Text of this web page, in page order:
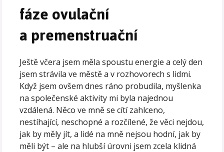
fáze ovulační
a premenstruační
Ještě včera jsem měla spoustu energie a celý den
jsem strávila ve městě a v rozhovorech s lidmi.
Když jsem ovšem dnes ráno probudila, myšlenka
na společenské aktivity mi byla najednou
vzdálená. Něco ve mně se cítí zahlceno,
nestíhající, neschopné a rozčílené, že věci nejdou,
jak by měly jít, a lidé na mně nejsou hodní, jak by
měli být – ale na hlubší úrovni jsem zcela klidná